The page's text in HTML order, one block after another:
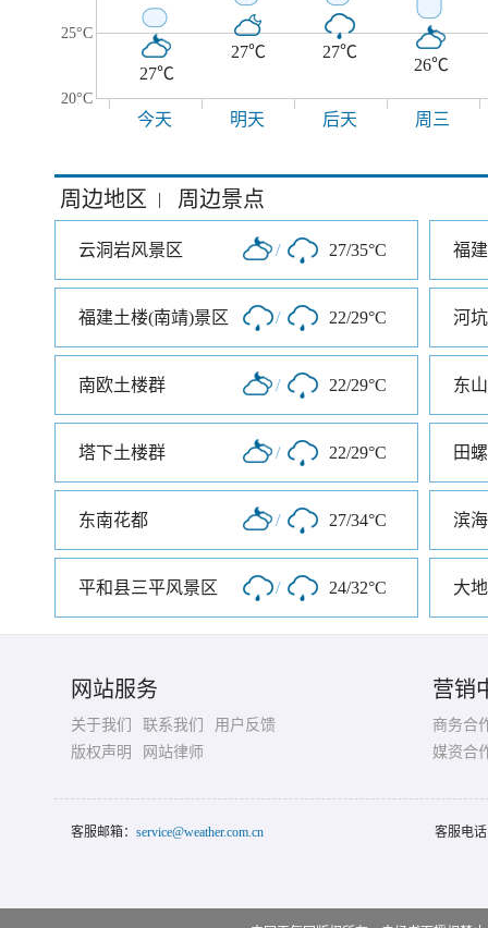
25°C
20°C
27℃
27℃ 27℃
26℃
今天 明天 后天 周三
周边地区 | 周边景点
云洞岩风景区 / 27/35°C
福建土楼(南靖)景区 / 22/29°C 河
南欧土楼群 / 22/29°C 东
塔下土楼群 / 22/29°C 田
东南花都 / 27/34°C
平和县三平风景区 / 24/32°C 大
网站服务
关于我们 联系我们
用户反馈
版权声明
网站律师
营销
商务合
媒资合
客服邮箱： service@weather.com.cn 客服电